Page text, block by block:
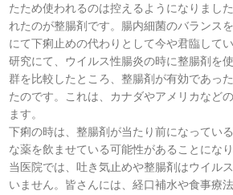
たため使われるのは控えるようになりまし
れたのが整腸剤です。腸内細菌のバランス
にて下痢止めの代わりとして今や君臨して
研究にて、ウイルス性腸炎の時に整腸剤を
群を比較したところ、整腸剤が有効であっ
たのです。これは、カナダやアメリカなど
ます。
下痢の時は、整腸剤が当たり前になってい
な薬を飲ませている可能性があることになり
当医院では、吐き気止めや整腸剤はウイル
いません。皆さんには、経口補水や食事療